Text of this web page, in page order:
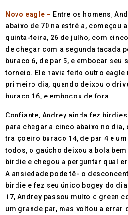
Novo eagle – Entre os homens,
abaixo de 70 na estréia, começou
quinta-feira, 26 de julho, com
de chegar com a segunda tacada
buraco 6, de par 5, e embocar seu
torneio. Ele havia feito outro eagle
primeiro dia, quando deixou o
buraco 16, e embocou de fora.
Confiante, Andrey ainda fez
para chegar a cinco abaixo no dia,
traiçoeiro buraco 14, de par 4 e
todos, o gaúcho deixou a bola
birdie e chegou a perguntar qual
A ansiedade pode tê-lo
birdie e fez seu único bogey do
17, Andrey passou muito o green
um grande par, mas voltou a errar